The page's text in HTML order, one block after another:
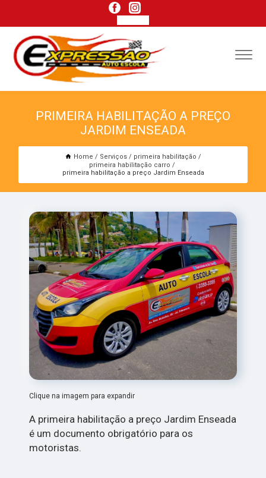
PRIMEIRA HABILITAÇÃO A PREÇO
JARDIM ENSEADA
Home Serviços
primeira habilitação
primeira habilitação carro
primeira habilitação a preço Jardim Enseada
Clique na imagem para expandir
A primeira habilitação a preço Jardim Enseada
é um documento obrigatório para os
motoristas.